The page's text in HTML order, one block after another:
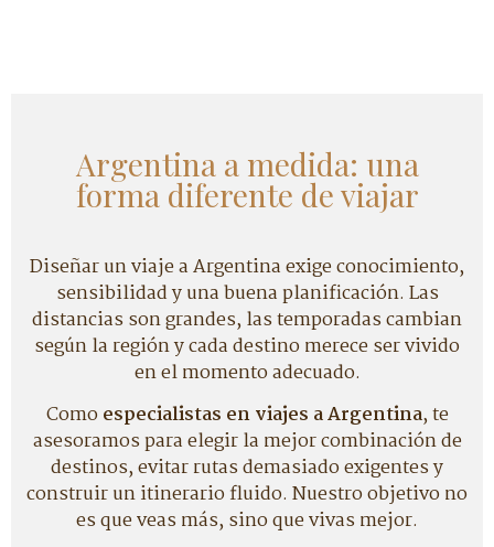
Argentina a medida: una
forma diferente de viajar
Diseñar un viaje a Argentina exige conocimiento,
sensibilidad y una buena planificación. Las
distancias son grandes, las temporadas cambian
según la región y cada destino merece ser vivido
en el momento adecuado.
Comoespecialistas en viajes a Argentina, te
asesoramos para elegir la mejor combinación de
destinos, evitar rutas demasiado exigentes y
construir un itinerario fluido. Nuestro objetivo no
es que veas más, sino que vivas mejor.